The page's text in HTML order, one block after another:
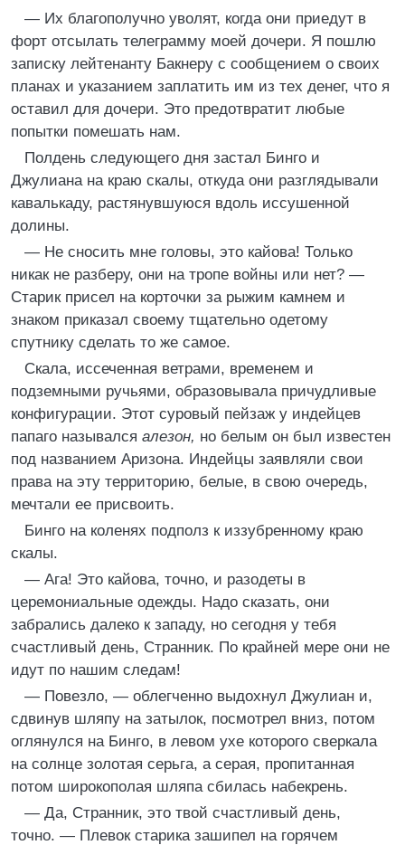
— Их благополучно уволят, когда они приедут в
форт отсылать телеграмму моей дочери. Я пошлю
записку лейтенанту Бакнеру с сообщением о своих
планах и указанием заплатить им из тех денег, что я
оставил для дочери. Это предотвратит любые
попытки помешать нам.
Полдень следующего дня застал Бинго и
Джулиана на краю скалы, откуда они разглядывали
кавалькаду, растянувшуюся вдоль иссушенной
долины.
— Не сносить мне головы, это кайова! Только
никак не разберу, они на тропе войны или нет? —
Старик присел на корточки за рыжим камнем и
знаком приказал своему тщательно одетому
спутнику сделать то же самое.
Скала, иссеченная ветрами, временем и
подземными ручьями, образовывала причудливые
конфигурации. Этот суровый пейзаж у индейцев
папаго назывался алезон, но белым он был известен
под названием Аризона. Индейцы заявляли свои
права на эту территорию, белые, в свою очередь,
мечтали ее присвоить.
Бинго на коленях подполз к иззубренному краю
скалы.
— Ага! Это кайова, точно, и разодеты в
церемониальные одежды. Надо сказать, они
забрались далеко к западу, но сегодня у тебя
счастливый день, Странник. По крайней мере они не
идут по нашим следам!
— Повезло, — облегченно выдохнул Джулиан и,
сдвинув шляпу на затылок, посмотрел вниз, потом
оглянулся на Бинго, в левом ухе которого сверкала
на солнце золотая серьга, а серая, пропитанная
потом широкополая шляпа сбилась набекрень.
— Да, Странник, это твой счастливый день,
точно. — Плевок старика зашипел на горячем